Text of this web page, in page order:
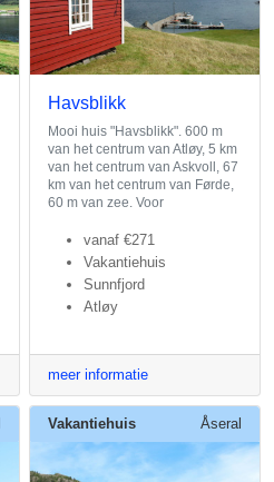
Havsblikk
Mooi huis "Havsblikk". 600 m
van het centrum van Atløy, 5 km
van het centrum van Askvoll, 67
km van het centrum van Førde,
60 m van zee. Voor
vanaf €271
Vakantiehuis
Sunnfjord
Atløy
meer informatie
Vakantiehuis Åseral